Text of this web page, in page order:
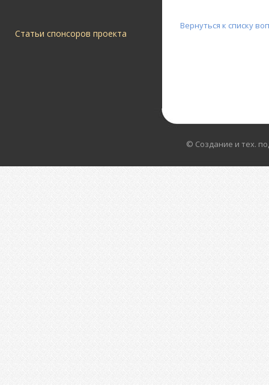
Статьи спонсоров проекта
Вернуться к списку
© Создание и тех.